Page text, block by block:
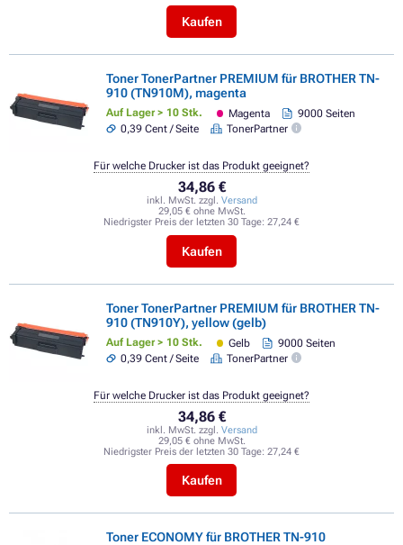
Kaufen
Toner TonerPartner PREMIUM für BROTHER TN-
910 (TN910M), magenta
Auf Lager > 10 Stk. Magenta
9000 Seiten
0,39 Cent / Seite
TonerPartner
34,86 €
inkl. MwSt. zzgl. Versand
29,05 € ohne MwSt.
Niedrigster Preis der letzten 30 Tage: 27,24 €
Kaufen
Für welche Drucker ist das Produkt geeignet?
Toner TonerPartner PREMIUM für BROTHER TN-
910 (TN910Y), yellow (gelb)
Auf Lager > 10 Stk. Gelb
9000 Seiten
0,39 Cent / Seite
TonerPartner
34,86 €
inkl. MwSt. zzgl. Versand
29,05 € ohne MwSt.
Niedrigster Preis der letzten 30 Tage: 27,24 €
Kaufen
Für welche Drucker ist das Produkt geeignet?
Toner ECONOMY für BROTHER TN-910